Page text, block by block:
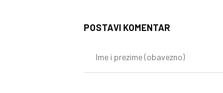
POSTAVI KOMENTAR